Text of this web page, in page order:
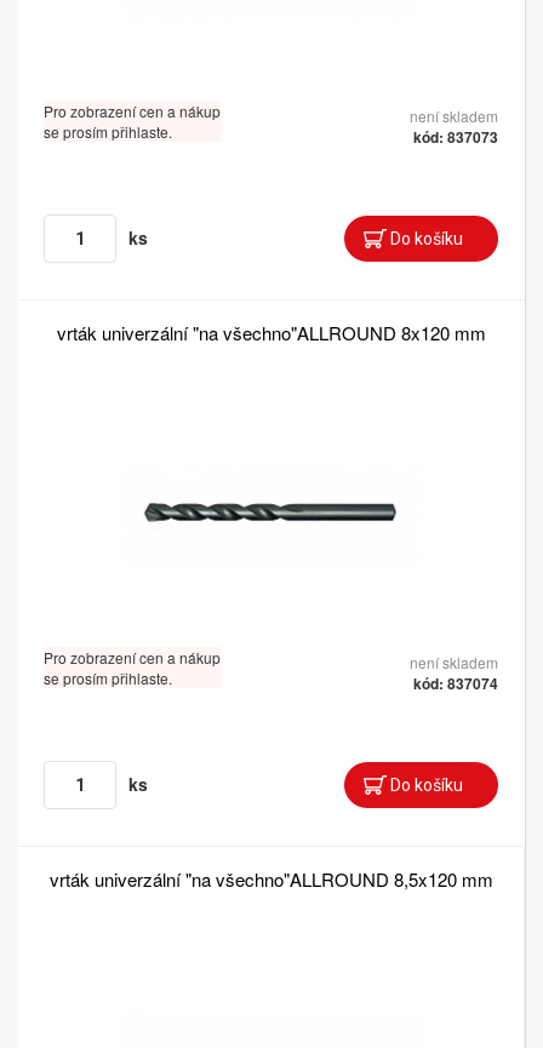
Pro zobrazení cen a nákup
se prosím přihlaste.
není skladem
kód: 837073
ks
vrták univerzální "na všechno"ALLROUND 8x120 mm
Pro zobrazení cen a nákup
se prosím přihlaste.
není skladem
kód: 837074
ks
vrták univerzální "na všechno"ALLROUND 8,5x120 mm